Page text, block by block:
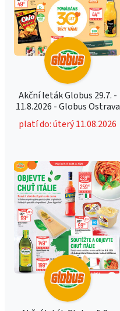
Akční leták Globus 29.7. -
11.8.2026 - Globus Ostrava
platí do: úterý 11.08.2026